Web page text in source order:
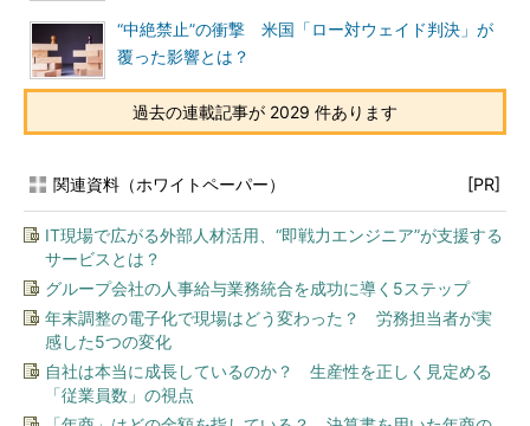
“中絶禁止”の衝撃 米国「ロー対ウェイド判決」が
覆った影響とは？
過去の連載記事が 2029 件あります
関連資料（ホワイトペーパー） [PR]
IT現場で広がる外部人材活用、“即戦力エンジニア”が支援する
サービスとは？
グループ会社の人事給与業務統合を成功に導く5ステップ
年末調整の電子化で現場はどう変わった？ 労務担当者が実
感した5つの変化
自社は本当に成長しているのか？ 生産性を正しく見定める
「従業員数」の視点